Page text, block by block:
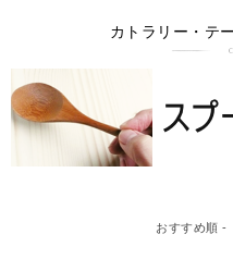
カトラリー・テ
おすすめ順 -